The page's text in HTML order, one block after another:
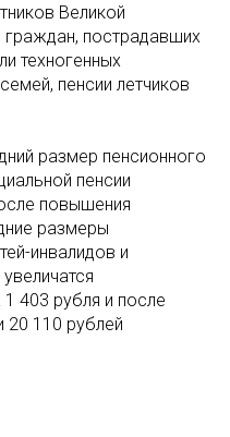
Великой
граждан, пострадавших
техногенных
пенсии летчиков
размер пенсионного
пенсии
повышения
размеры
инвалидов и
403 рубля и после
20 110 рублей